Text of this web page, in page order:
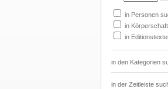
in Personen
in
in
in den Kategorien
in der Zeitleiste